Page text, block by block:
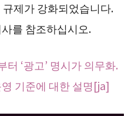
제가 강화되었습니다.
를 참조하십시오.
터 ‘광고’ 명시가 의무화.
기준에 대한 설명[ja]